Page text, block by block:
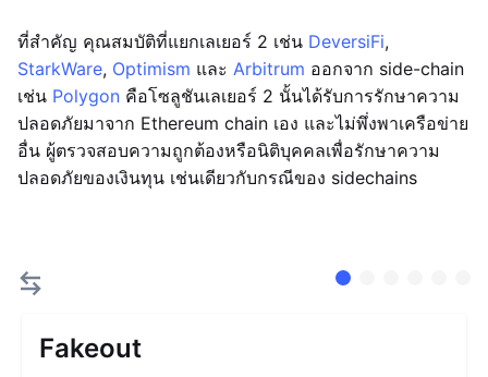
ที่สำคัญ คุณสมบัติที่แยกเลเยอร์ 2 เช่น DeversiFi,
StarkWare, Optimism และ Arbitrum ออกจาก side-chain
เช่น Polygon คือโซลูชันเลเยอร์ 2 นั้นได้รับการรักษาความ
ปลอดภัยมาจาก Ethereum chain เอง และไม่พึ่งพาเครือข่าย
อื่น ผู้ตรวจสอบความถูกต้องหรือนิติบุคคลเพื่อรักษาความ
ปลอดภัยของเงินทุน เช่นเดียวกับกรณีของ sidechains
Fakeout